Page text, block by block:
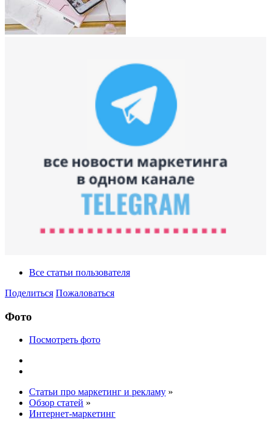
Все статьи пользователя
Поделиться Пожаловаться
Фото
Посмотреть фото
Статьи про маркетинг и рекламу »
Обзор статей »
Интернет-маркетинг